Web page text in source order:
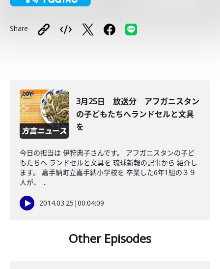
Share
3月25日 放送分 アフガニスタン
の子どもたちへランドセルと文具
を
今日の担当は 伊狩典子さんです。 アフガニスタンの子ど
もたちへ ランドセルと文具を 琉球新報の記事から 紹介し
ます。 嘉手納町立嘉手納小学校を 卒業した6年1組の３９
人が、 ...
2014.03.25 |00:04:09
Other Episodes